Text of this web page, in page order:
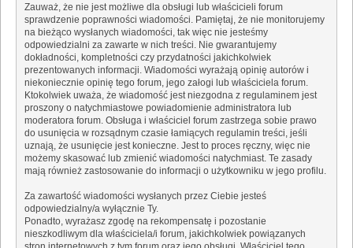
Zauważ, że nie jest możliwe dla obsługi lub właścicieli forum
sprawdzenie poprawności wiadomości. Pamiętaj, że nie monitorujemy
na bieżąco wysłanych wiadomości, tak więc nie jesteśmy
odpowiedzialni za zawarte w nich treści. Nie gwarantujemy
dokładności, kompletności czy przydatności jakichkolwiek
prezentowanych informacji. Wiadomości wyrażają opinię autorów i
niekoniecznie opinię tego forum, jego załogi lub właściciela forum.
Ktokolwiek uważa, że wiadomość jest niezgodna z regulaminem jest
proszony o natychmiastowe powiadomienie administratora lub
moderatora forum. Obsługa i właściciel forum zastrzega sobie prawo
do usunięcia w rozsądnym czasie łamiących regulamin treści, jeśli
uznają, że usunięcie jest konieczne. Jest to proces ręczny, więc nie
możemy skasować lub zmienić wiadomości natychmiast. Te zasady
mają również zastosowanie do informacji o użytkowniku w jego profilu.
Za zawartość wiadomości wysłanych przez Ciebie jesteś
odpowiedzialny/a wyłącznie Ty.
Ponadto, wyrażasz zgodę na rekompensatę i pozostanie
nieszkodliwym dla właściciela/i forum, jakichkolwiek powiązanych